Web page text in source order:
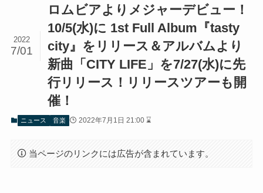
ロムビアよりメジャーデビュー！
10/5(水)に 1st Full Album『tasty
city』をリリース＆アルバムより
新曲「CITY LIFE」を7/27(水)に先
行リリース！リリースツアーも開
催！
2022
7/01
ニュース 音楽 2022年7月1日 21:00 ⌛
当ページのリンクには広告が含まれています。